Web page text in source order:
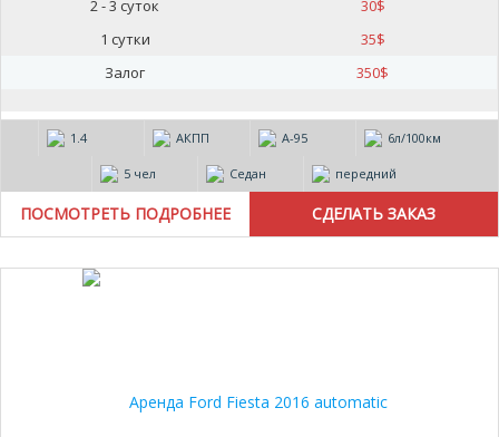
2 - 3 суток
30$
1 сутки
35$
Залог
350$
1.4 АКПП А-95 6л/100км
5 чел Седан передний
ПОСМОТРЕТЬ ПОДРОБНЕЕ